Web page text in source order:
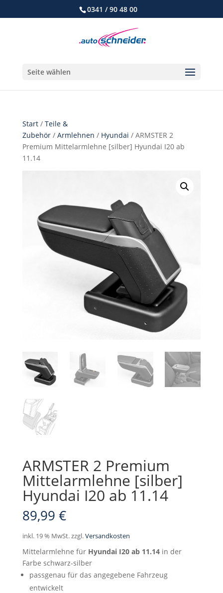
0341 / 90 48 00
Seite wählen
Start/ Teile &
Zubehör/ Armlehnen / Hyundai / ARMSTER 2
Premium Mittelarmlehne [silber] Hyundai I20 ab
11.14
ARMSTER 2 Premium
Mittelarmlehne [silber]
Hyundai I20 ab 11.14
89,99 €
inkl. 19 % MwSt.zzgl.Versandkosten
Mittelarmlehne für Hyundai I20 ab 11.14in der
Farbe schwarz-silber
passgenau für das angegebene Fahrzeug
entwickelt